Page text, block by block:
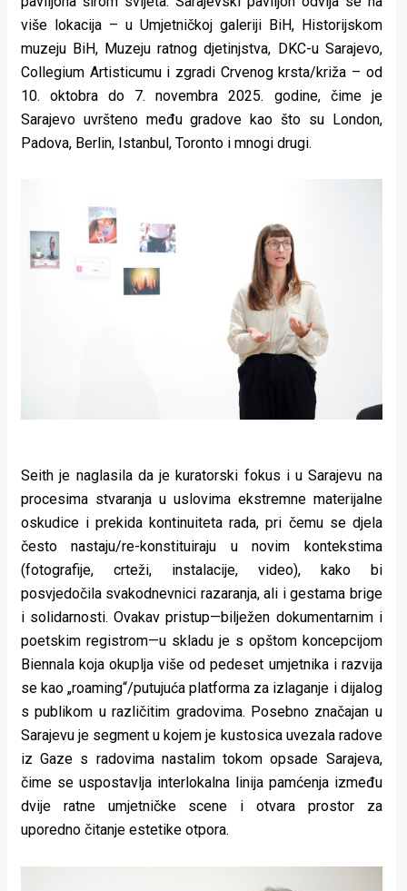
više lokacija – u Umjetničkoj galeriji BiH, Historijskom
muzeju BiH, Muzeju ratnog djetinjstva, DKC-u Sarajevo,
Collegium Artisticumu i zgradi Crvenog krsta/križa – od
10. oktobra do 7. novembra 2025. godine, čime je
Sarajevo uvršteno među gradove kao što su London,
Padova, Berlin, Istanbul, Toronto i mnogi drugi.
Seith je naglasila da je kuratorski fokus i u Sarajevu na
procesima stvaranja u uslovima ekstremne materijalne
oskudice i prekida kontinuiteta rada, pri čemu se djela
često nastaju/re-konstituiraju u novim kontekstima
(fotografije, crteži, instalacije, video), kako bi
posvjedočila svakodnevnici razaranja, ali i gestama brige
i solidarnosti. Ovakav pristup—bilježen dokumentarnim i
poetskim registrom—u skladu je s opštom koncepcijom
Biennala koja okuplja više od pedeset umjetnika i razvija
se kao „roaming“/putujuća platforma za izlaganje i dijalog
s publikom u različitim gradovima. Posebno značajan u
Sarajevu je segment u kojem je kustosica uvezala radove
iz Gaze s radovima nastalim tokom opsade Sarajeva,
čime se uspostavlja interlokalna linija pamćenja između
dvije ratne umjetničke scene i otvara prostor za
uporedno čitanje estetike otpora.